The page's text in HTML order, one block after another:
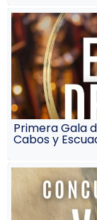
Primera Gala
Cabos y